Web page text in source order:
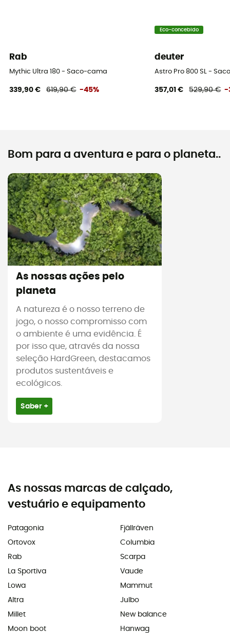
Rab
Mythic Ultra 180 - Saco-cama
339,90 € 619,90 € -45%
Eco-concebido
deuter
Astro Pro 800 SL -
357,01 € 529,90 € -
Bom para a aventura e para o planeta..
As nossas ações pelo
planeta
A natureza é o nosso terreno de
jogo, o nosso compromisso com
o ambiente é uma evidência. É
por isso que, através da nossa
seleção HardGreen, destacamos
produtos sustentáveis e
ecológicos.
Saber +
As nossas marcas de calçado,
vestuário e equipamento
Patagonia
Ortovox
Rab
La Sportiva
Lowa
Altra
Millet
Moon boot
Fjällräven
Columbia
Scarpa
Vaude
Mammut
Julbo
New balance
Hanwag